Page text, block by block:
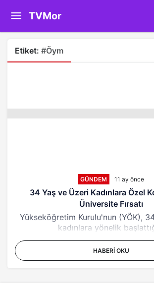
TVMor
Etiket: #öym
GÜNDEM 11 ay önce
34 Yaş ve Üzeri Kadınlara Özel
Üniversite Fırsatı
Yükseköğretim Kurulu'nun (YÖK),
kadınlara yönelik
HABERI OKU